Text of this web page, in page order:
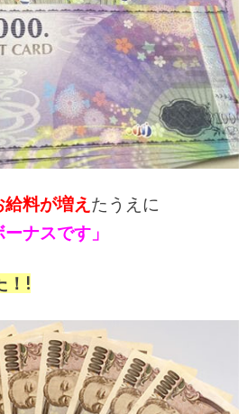
給料が増え たうえに
ナスです」
！!